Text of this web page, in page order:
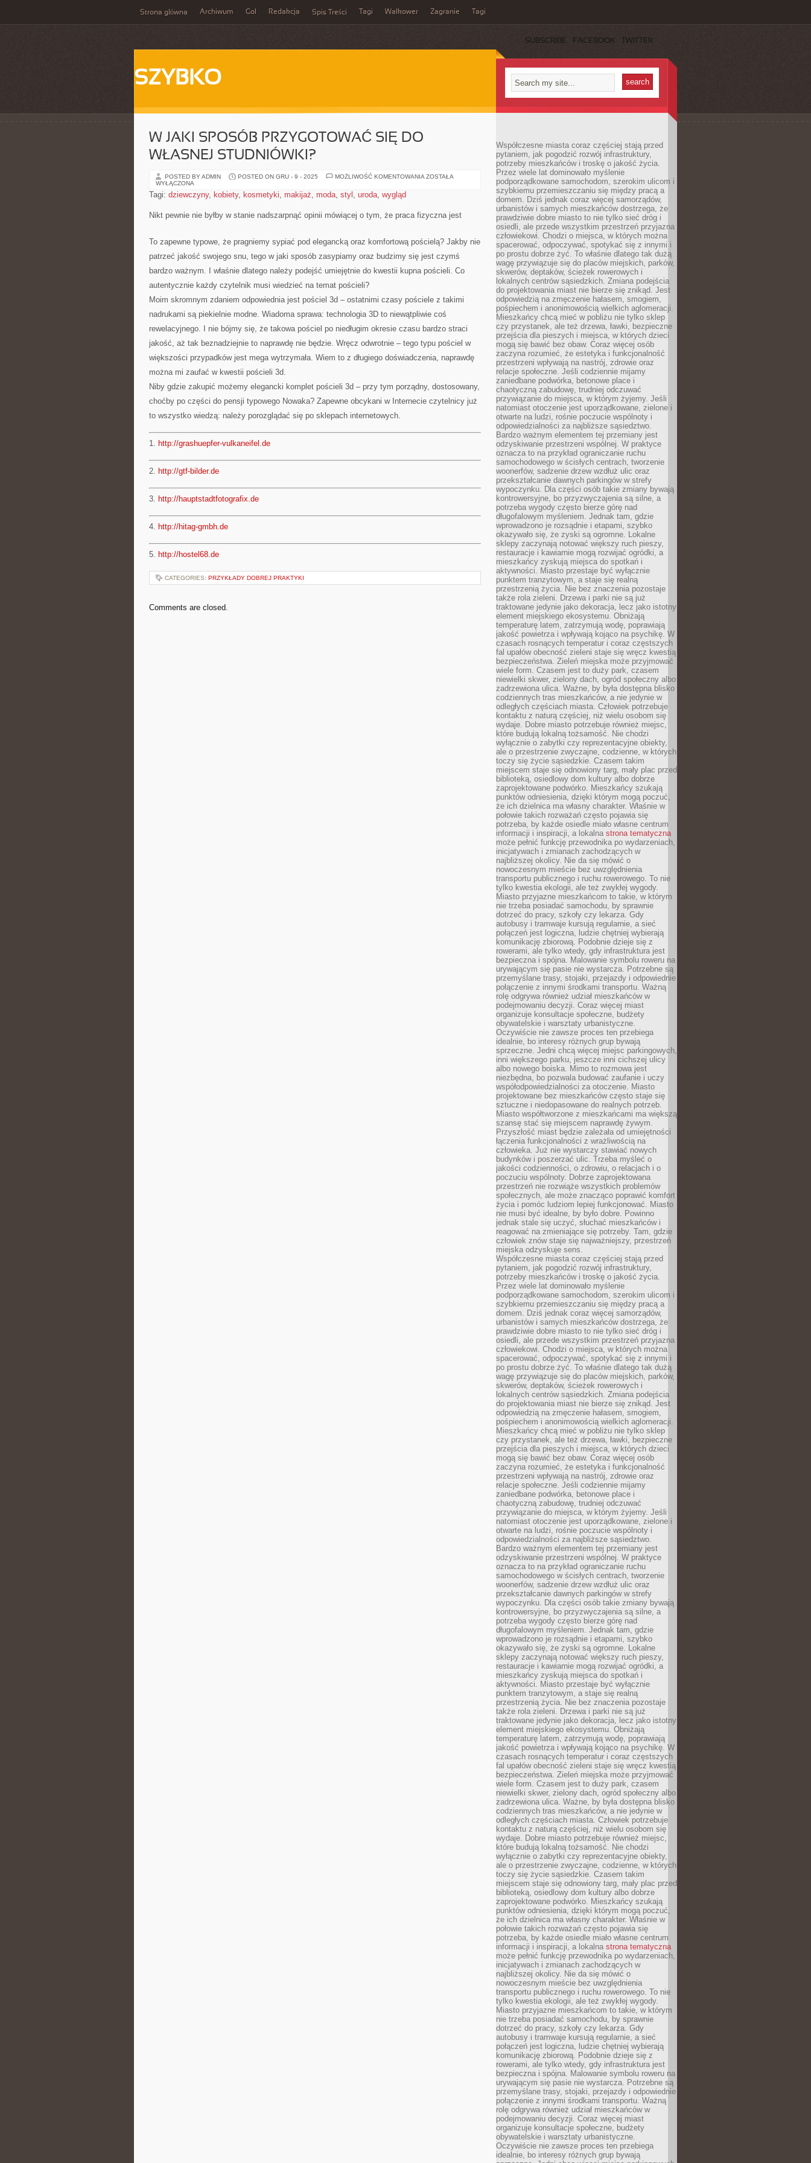
Strona główna Archiwum Gol Redakcja Spis Treści Tagi Walkower Zagranie Tagi
SUBSCRIBE FACEBOOK TWITTER
SZYBKO
W JAKI SPOSÓB PRZYGOTOWAĆ SIĘ DO
WŁASNEJ STUDNIÓWKI?
POSTED BY ADMIN POSTED ON GRU - 9 - 2025 MOŻLIWOŚĆ KOMENTOWANIA W
WŁASNEJ
ZOSTAŁA
WYŁĄCZONA
Tagi: dziewczyny, kobiety, kosmetyki, makijaż, moda, styl , uroda, wygląd
Nikt pewnie nie byłby w stanie nadszarpnąć opinii mówiącej o tym, że praca fizyczna jest
To zapewne typowe, że pragniemy sypiać pod elegancką oraz komfortową pościelą? Jakby nie
patrzeć jakość swojego snu, tego w jaki sposób zasypiamy oraz budzimy się jest czymś
bardzo ważnym. I właśnie dlatego należy podejść umiejętnie do kwestii kupna pościeli. Co
autentycznie każdy czytelnik musi wiedzieć na temat pościeli?
Moim skromnym zdaniem odpowiednia jest pościel 3d – ostatnimi czasy pościele z takimi
nadrukami są piekielnie modne. Wiadoma sprawa: technologia 3D to niewątpliwie coś
rewelacyjnego. I nie bójmy się, że takowa pościel po niedługim okresie czasu bardzo straci
jakość, aż tak beznadziejnie to naprawdę nie będzie. Wręcz odwrotnie – tego typu pościel w
większości przypadków jest mega wytrzymała. Wiem to z długiego doświadczenia, naprawdę
można mi zaufać w kwestii pościeli 3d.
Niby gdzie zakupić możemy elegancki komplet pościeli 3d – przy tym porządny, dostosowany,
choćby po części do pensji typowego Nowaka? Zapewne obcykani w Internecie czytelnicy już
to wszystko wiedzą: należy porozglądać się po sklepach internetowych.
1. http://grashuepfer-vulkaneifel.de
2. http://gtf-bilder.de
3. http://hauptstadtfotografix.de
4. http://hitag-gmbh.de
5. http://hostel68.de
CATEGORIES: PRZYKŁADY DOBREJ PRAKTYKI
Comments are closed.
Współczesne miasta coraz częściej stają przed
pytaniem, jak pogodzić rozwój infrastruktury,
potrzeby mieszkańców i troskę o jakość życia.
Przez wiele lat dominowało myślenie
podporządkowane samochodom, szerokim ulicom i
szybkiemu przemieszczaniu się między pracą a
domem. Dziś jednak coraz więcej samorządów,
urbanistów i samych mieszkańców dostrzega, że
prawdziwie dobre miasto to nie tylko sieć dróg i
osiedli, ale przede wszystkim przestrzeń przyjazna
człowiekowi. Chodzi o miejsca, w których można
spacerować, odpoczywać, spotykać się z innymi i
po prostu dobrze żyć. To właśnie dlatego tak dużą
wagę przywiązuje się do placów miejskich, parków,
skwerów, deptaków, ścieżek rowerowych i
lokalnych centrów sąsiedzkich. Zmiana podejścia
do projektowania miast nie bierze się znikąd. Jest
odpowiedzią na zmęczenie hałasem, smogiem,
pośpiechem i anonimowością wielkich aglomeracji.
Mieszkańcy chcą mieć w pobliżu nie tylko sklep
czy przystanek, ale też drzewa, ławki, bezpieczne
przejścia dla pieszych i miejsca, w których dzieci
mogą się bawić bez obaw. Coraz więcej osób
zaczyna rozumieć, że estetyka i funkcjonalność
przestrzeni wpływają na nastrój, zdrowie oraz
relacje społeczne. Jeśli codziennie mijamy
zaniedbane podwórka, betonowe place i
chaotyczną zabudowę, trudniej odczuwać
przywiązanie do miejsca, w którym żyjemy. Jeśli
natomiast otoczenie jest uporządkowane, zielone i
otwarte na ludzi, rośnie poczucie wspólnoty i
odpowiedzialności za najbliższe sąsiedztwo.
Bardzo ważnym elementem tej przemiany jest
odzyskiwanie przestrzeni wspólnej. W praktyce
oznacza to na przykład ograniczanie ruchu
samochodowego w ścisłych centrach, tworzenie
woonerfów, sadzenie drzew wzdłuż ulic oraz
przekształcanie dawnych parkingów w strefy
wypoczynku. Dla części osób takie zmiany bywają
kontrowersyjne, bo przyzwyczajenia są silne, a
potrzeba wygody często bierze górę nad
długofalowym myśleniem. Jednak tam, gdzie
wprowadzono je rozsądnie i etapami, szybko
okazywało się, że zyski są ogromne. Lokalne
sklepy zaczynają notować większy ruch pieszy,
restauracje i kawiarnie mogą rozwijać ogródki, a
mieszkańcy zyskują miejsca do spotkań i
aktywności. Miasto przestaje być wyłącznie
punktem tranzytowym, a staje się realną
przestrzenią życia. Nie bez znaczenia pozostaje
także rola zieleni. Drzewa i parki nie są już
traktowane jedynie jako dekoracja, lecz jako istotny
element miejskiego ekosystemu. Obniżają
temperaturę latem, zatrzymują wodę, poprawiają
jakość powietrza i wpływają kojąco na psychikę. W
czasach rosnących temperatur i coraz częstszych
fal upałów obecność zieleni staje się wręcz kwestią
bezpieczeństwa. Zieleń miejska może przyjmować
wiele form. Czasem jest to duży park, czasem
niewielki skwer, zielony dach, ogród społeczny albo
zadrzewiona ulica. Ważne, by była dostępna blisko
codziennych tras mieszkańców, a nie jedynie w
odległych częściach miasta. Człowiek potrzebuje
kontaktu z naturą częściej, niż wielu osobom się
wydaje. Dobre miasto potrzebuje również miejsc,
które budują lokalną tożsamość. Nie chodzi
wyłącznie o zabytki czy reprezentacyjne obiekty,
ale o przestrzenie zwyczajne, codzienne, w których
toczy się życie sąsiedzkie. Czasem takim
miejscem staje się odnowiony targ, mały plac przed
biblioteką, osiedlowy dom kultury albo dobrze
zaprojektowane podwórko. Mieszkańcy szukają
punktów odniesienia, dzięki którym mogą poczuć,
że ich dzielnica ma własny charakter. Właśnie w
połowie takich rozważań często pojawia się
potrzeba, by każde osiedle miało własne centrum
informacji i inspiracji, a lokalna strona tematyczna
może pełnić funkcję przewodnika po wydarzeniach,
inicjatywach i zmianach zachodzących w
najbliższej okolicy. Nie da się mówić o
nowoczesnym mieście bez uwzględnienia
transportu publicznego i ruchu rowerowego. To nie
tylko kwestia ekologii, ale też zwykłej wygody.
Miasto przyjazne mieszkańcom to takie, w którym
nie trzeba posiadać samochodu, by sprawnie
dotrzeć do pracy, szkoły czy lekarza. Gdy
autobusy i tramwaje kursują regularnie, a sieć
połączeń jest logiczna, ludzie chętniej wybierają
komunikację zbiorową. Podobnie dzieje się z
rowerami, ale tylko wtedy, gdy infrastruktura jest
bezpieczna i spójna. Malowanie symbolu roweru na
urywającym się pasie nie wystarcza. Potrzebne są
przemyślane trasy, stojaki, przejazdy i odpowiednie
połączenie z innymi środkami transportu. Ważną
rolę odgrywa również udział mieszkańców w
podejmowaniu decyzji. Coraz więcej miast
organizuje konsultacje społeczne, budżety
obywatelskie i warsztaty urbanistyczne.
Oczywiście nie zawsze proces ten przebiega
idealnie, bo interesy różnych grup bywają
sprzeczne. Jedni chcą więcej miejsc parkingowych,
inni większego parku, jeszcze inni cichszej ulicy
albo nowego boiska. Mimo to rozmowa jest
niezbędna, bo pozwala budować zaufanie i uczy
współodpowiedzialności za otoczenie. Miasto
projektowane bez mieszkańców często staje się
sztuczne i niedopasowane do realnych potrzeb.
Miasto współtworzone z mieszkańcami ma większą
szansę stać się miejscem naprawdę żywym.
Przyszłość miast będzie zależała od umiejętności
łączenia funkcjonalności z wrażliwością na
człowieka. Już nie wystarczy stawiać nowych
budynków i poszerzać ulic. Trzeba myśleć o
jakości codzienności, o zdrowiu, o relacjach i o
poczuciu wspólnoty. Dobrze zaprojektowana
przestrzeń nie rozwiąże wszystkich problemów
społecznych, ale może znacząco poprawić komfort
życia i pomóc ludziom lepiej funkcjonować. Miasto
nie musi być idealne, by było dobre. Powinno
jednak stale się uczyć, słuchać mieszkańców i
reagować na zmieniające się potrzeby. Tam, gdzie
człowiek znów staje się najważniejszy, przestrzeń
miejska odzyskuje sens.
Współczesne miasta coraz częściej stają przed
pytaniem, jak pogodzić rozwój infrastruktury,
potrzeby mieszkańców i troskę o jakość życia.
Przez wiele lat dominowało myślenie
podporządkowane samochodom, szerokim ulicom i
szybkiemu przemieszczaniu się między pracą a
domem. Dziś jednak coraz więcej samorządów,
urbanistów i samych mieszkańców dostrzega, że
prawdziwie dobre miasto to nie tylko sieć dróg i
osiedli, ale przede wszystkim przestrzeń przyjazna
człowiekowi. Chodzi o miejsca, w których można
spacerować, odpoczywać, spotykać się z innymi i
po prostu dobrze żyć. To właśnie dlatego tak dużą
wagę przywiązuje się do placów miejskich, parków,
skwerów, deptaków, ścieżek rowerowych i
lokalnych centrów sąsiedzkich. Zmiana podejścia
do projektowania miast nie bierze się znikąd. Jest
odpowiedzią na zmęczenie hałasem, smogiem,
pośpiechem i anonimowością wielkich aglomeracji.
Mieszkańcy chcą mieć w pobliżu nie tylko sklep
czy przystanek, ale też drzewa, ławki, bezpieczne
przejścia dla pieszych i miejsca, w których dzieci
mogą się bawić bez obaw. Coraz więcej osób
zaczyna rozumieć, że estetyka i funkcjonalność
przestrzeni wpływają na nastrój, zdrowie oraz
relacje społeczne. Jeśli codziennie mijamy
zaniedbane podwórka, betonowe place i
chaotyczną zabudowę, trudniej odczuwać
przywiązanie do miejsca, w którym żyjemy. Jeśli
natomiast otoczenie jest uporządkowane, zielone i
otwarte na ludzi, rośnie poczucie wspólnoty i
odpowiedzialności za najbliższe sąsiedztwo.
Bardzo ważnym elementem tej przemiany jest
odzyskiwanie przestrzeni wspólnej. W praktyce
oznacza to na przykład ograniczanie ruchu
samochodowego w ścisłych centrach, tworzenie
woonerfów, sadzenie drzew wzdłuż ulic oraz
przekształcanie dawnych parkingów w strefy
wypoczynku. Dla części osób takie zmiany bywają
kontrowersyjne, bo przyzwyczajenia są silne, a
potrzeba wygody często bierze górę nad
długofalowym myśleniem. Jednak tam, gdzie
wprowadzono je rozsądnie i etapami, szybko
okazywało się, że zyski są ogromne. Lokalne
sklepy zaczynają notować większy ruch pieszy,
restauracje i kawiarnie mogą rozwijać ogródki, a
mieszkańcy zyskują miejsca do spotkań i
aktywności. Miasto przestaje być wyłącznie
punktem tranzytowym, a staje się realną
przestrzenią życia. Nie bez znaczenia pozostaje
także rola zieleni. Drzewa i parki nie są już
traktowane jedynie jako dekoracja, lecz jako istotny
element miejskiego ekosystemu. Obniżają
temperaturę latem, zatrzymują wodę, poprawiają
jakość powietrza i wpływają kojąco na psychikę. W
czasach rosnących temperatur i coraz częstszych
fal upałów obecność zieleni staje się wręcz kwestią
bezpieczeństwa. Zieleń miejska może przyjmować
wiele form. Czasem jest to duży park, czasem
niewielki skwer, zielony dach, ogród społeczny albo
zadrzewiona ulica. Ważne, by była dostępna blisko
codziennych tras mieszkańców, a nie jedynie w
odległych częściach miasta. Człowiek potrzebuje
kontaktu z naturą częściej, niż wielu osobom się
wydaje. Dobre miasto potrzebuje również miejsc,
które budują lokalną tożsamość. Nie chodzi
wyłącznie o zabytki czy reprezentacyjne obiekty,
ale o przestrzenie zwyczajne, codzienne, w których
toczy się życie sąsiedzkie. Czasem takim
miejscem staje się odnowiony targ, mały plac przed
biblioteką, osiedlowy dom kultury albo dobrze
zaprojektowane podwórko. Mieszkańcy szukają
punktów odniesienia, dzięki którym mogą poczuć,
że ich dzielnica ma własny charakter. Właśnie w
połowie takich rozważań często pojawia się
potrzeba, by każde osiedle miało własne centrum
informacji i inspiracji, a lokalna strona tematyczna
może pełnić funkcję przewodnika po wydarzeniach,
inicjatywach i zmianach zachodzących w
najbliższej okolicy. Nie da się mówić o
nowoczesnym mieście bez uwzględnienia
transportu publicznego i ruchu rowerowego. To nie
tylko kwestia ekologii, ale też zwykłej wygody.
Miasto przyjazne mieszkańcom to takie, w którym
nie trzeba posiadać samochodu, by sprawnie
dotrzeć do pracy, szkoły czy lekarza. Gdy
autobusy i tramwaje kursują regularnie, a sieć
połączeń jest logiczna, ludzie chętniej wybierają
komunikację zbiorową. Podobnie dzieje się z
rowerami, ale tylko wtedy, gdy infrastruktura jest
bezpieczna i spójna. Malowanie symbolu roweru na
urywającym się pasie nie wystarcza. Potrzebne są
przemyślane trasy, stojaki, przejazdy i odpowiednie
połączenie z innymi środkami transportu. Ważną
rolę odgrywa również udział mieszkańców w
podejmowaniu decyzji. Coraz więcej miast
organizuje konsultacje społeczne, budżety
obywatelskie i warsztaty urbanistyczne.
Oczywiście nie zawsze proces ten przebiega
idealnie, bo interesy różnych grup bywają